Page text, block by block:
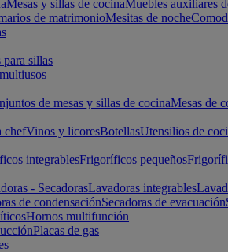
Mesas y sillas de cocinaMuebles auxiliares
de matrimonioMesitas de noche
para sillas
de mesas y sillas de cocinaMesas de
chefVinos y licoresBotellasUtensilios de
integrablesFrigoríficos pequeños
- SecadorasLavadoras integrables
de condensaciónSecadoras de evacuación
Hornos multifunción
Placas de gas